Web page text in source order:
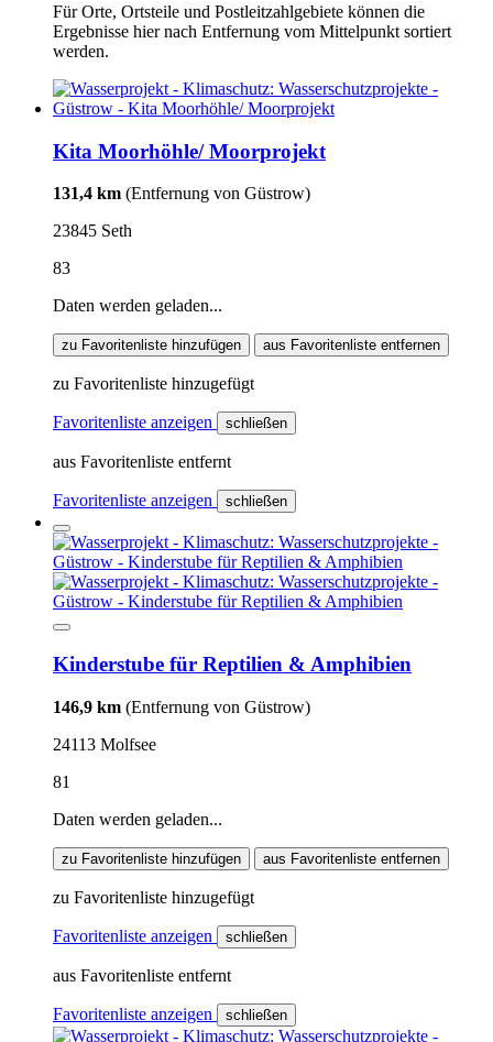
Für Orte, Ortsteile und Postleitzahlgebiete können die
Ergebnisse hier nach Entfernung vom Mittelpunkt sortiert
werden.
Kita Moorhöhle/ Moorprojekt
131,4 km (Entfernung von Güstrow)
23845 Seth
83
Daten werden geladen...
zu Favoritenliste hinzufügen aus Favoritenliste entfernen
zu Favoritenliste hinzugefügt
Favoritenliste anzeigen schließen
aus Favoritenliste entfernt
Favoritenliste anzeigen schließen
Kinderstube für Reptilien & Amphibien
146,9 km (Entfernung von Güstrow)
24113 Molfsee
81
Daten werden geladen...
zu Favoritenliste hinzufügen aus Favoritenliste entfernen
zu Favoritenliste hinzugefügt
Favoritenliste anzeigen schließen
aus Favoritenliste entfernt
Favoritenliste anzeigen schließen